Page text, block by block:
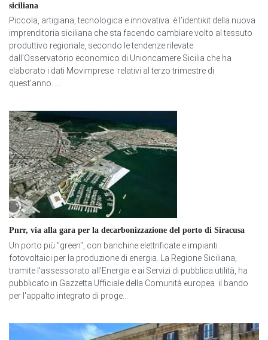
siciliana
Piccola, artigiana, tecnologica e innovativa: è l’identikit della nuova
imprenditoria siciliana che sta facendo cambiare volto al tessuto
produttivo regionale, secondo le tendenze rilevate
dall’Osservatorio economico di Unioncamere Sicilia che ha
elaborato i dati Movimprese relativi al terzo trimestre di
quest’anno. ...
Pnrr, via alla gara per la decarbonizzazione del porto di Siracusa
Un porto più "green", con banchine elettrificate e impianti
fotovoltaici per la produzione di energia. La Regione Siciliana,
tramite l'assessorato all'Energia e ai Servizi di pubblica utilità, ha
pubblicato in Gazzetta Ufficiale della Comunità europea il bando
per l'appalto integrato di proge...